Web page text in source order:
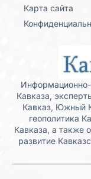
Карта сайта
Информационно-
Кавказа,
Кавказ, Южный
геополитика
Кавказа, а также
развитие